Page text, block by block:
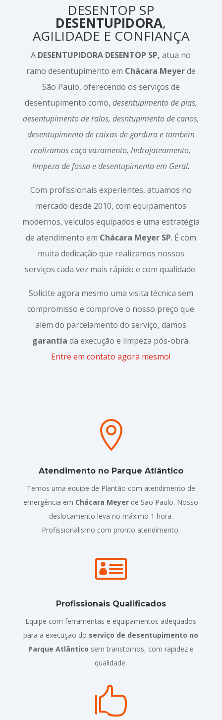
DESENTOP SP
DESENTUPIDORA,
AGILIDADE E CONFIANÇA
A DESENTUPIDORA DESENTOP SP,atua no
ramo desentupimento em Chácara Meyerde
São Paulo, oferecendo os serviços de
desentupimento como, desentupimento de pias,
desentupimento de ralos, desntupimento de canos,
desentupimento de caixas de gordura e também
realizamos caça vazamento, hidrojateamento,
limpeza de fossa e desentupimento em Geral.
Com profissionais experientes, atuamos no
mercado desde 2010, com equipamentos
modernos, veículos equipados e uma estratégia
de atendimento em Chácara Meyer SP. É com
muita dedicação que realizamos nossos
serviços cada vez mais rápido e com qualidade.
Solicite agora mesmo uma visita técnica sem
compromisso e comprove o nosso preço que
além do parcelamento do serviço, damos
garantia da execução e limpeza pós-obra.
Entre em contato agora mesmo!

Atendimento no Parque Atlântico
Temos uma equipe de Plantão com atendimento de
emergência em Chácara Meyer de São Paulo. Nosso
deslocamento leva no máximo 1 hora.
Profissionalismo com pronto atendimento.

Profissionais Qualificados
Equipe com ferramentas e equipamentos adequados
para a execução do serviço de desentupimento no
Parque Atlântico sem transtornos, com rapidez e
qualidade.
